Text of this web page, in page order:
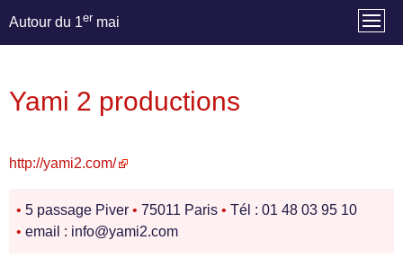
Autour du 1er mai
Yami 2 productions
http://yami2.com/
• 5 passage Piver • 75011 Paris • Tél : 01 48 03 95 10
• email : info@yami2.com